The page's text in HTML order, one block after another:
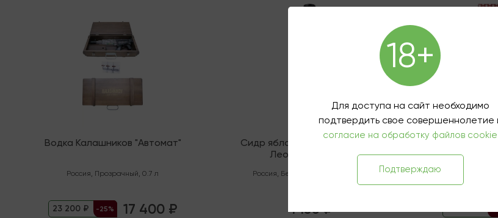
Водка Калашников "Автомат"
Россия, Прозрачный, 0.7 л
23 200 ₽ -25% 17 400 ₽
Сидр яблочный Сидродельня
Леонид Леврана
Россия, Белый
1 150 ₽
Виски
Макаллан
18+
Для доступа на сайт необходимо
подтвердить свое совершеннолетие
согласие на обработку файлов cookie
Подтверждаю